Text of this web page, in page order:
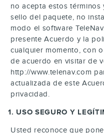
no acepta estos
sello del paquete, no
modo el software
presente Acuerdo y la
cualquier momento, con
de acuerdo en visitar de
http://www.telenav.com
actualizada de este
privacidad.
1. USO SEGURO Y
Usted reconoce que